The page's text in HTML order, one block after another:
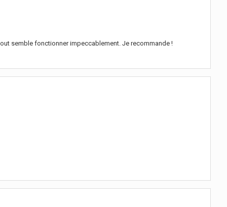
semble fonctionner impeccablement. Je recommande !